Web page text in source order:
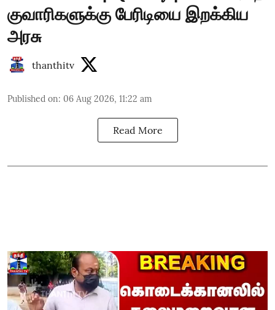
குவாரிகளுக்கு பேரிடியை இறக்கிய
அரசு
thanthitv
Published on: 06 Aug 2026, 11:22 am
Read More